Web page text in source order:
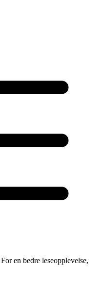
en bedre leseopplevelse,